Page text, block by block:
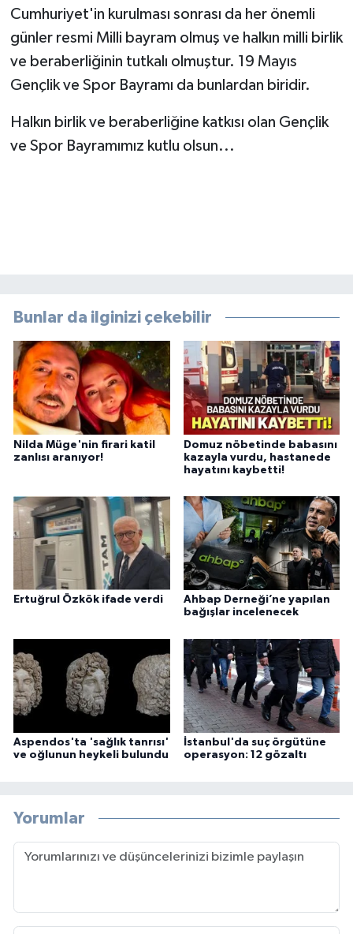
Cumhuriyet'in kurulması sonrası da her önemli
günler resmi Milli bayram olmuş ve halkın milli birlik
ve beraberliğinin tutkalı olmuştur. 19 Mayıs
Gençlik ve Spor Bayramı da bunlardan biridir.
Halkın birlik ve beraberliğine katkısı olan Gençlik
ve Spor Bayramımız kutlu olsun...
Bunlar da ilginizi çekebilir
Nilda Müge'nin firari katil
zanlısı aranıyor!
Domuz nöbetinde babasını
kazayla vurdu, hastanede
hayatını kaybetti!
Ertuğrul Özkök ifade verdi
Ahbap Derneği’ne yapılan
bağışlar incelenecek
Aspendos'ta 'sağlık tanrısı'
ve oğlunun heykeli bulundu
İstanbul'da suç örgütüne
operasyon: 12 gözaltı
Yorumlar